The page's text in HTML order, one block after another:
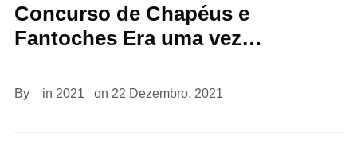
Concurso de Chapéus e
Fantoches Era uma vez…
By in 2021 on 22 Dezembro, 2021